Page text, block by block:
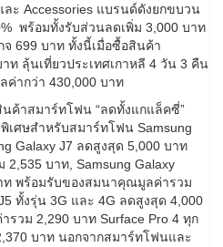
ละ Accessories แบรนด์ดังยกขบวน
พร้อมทั้งรับส่วนลดเพิ่ม 3,000 บาท
699 บาท ทั้งนี้เมื่อซื้อสินค้า
ท ลุ้นเที่ยวประเทศเกาหลี 4 วัน 3 คืน
ค่ากว่า 430,000 บาท
นค้าสมาร์ทโฟน “ลดทั้งแกแล็คซี่”
ศษสำหรับสมาร์ทโฟน Samsung
Galaxy J7 ลดสูงสุด 5,000 บาท
บาท, Samsung Galaxy
ท พร้อมรับของสมนาคุณมูลค่ารวม
ทั้งรุ่น 3G และ 4G ลดสูงสุด 4,000
วม 2,290 บาท Surface Pro 4 ทุก
บาท นอกจากสมาร์ทโฟนและ